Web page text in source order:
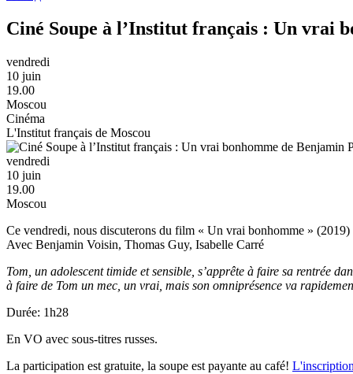
Ciné Soupe à l’Institut français : Un vrai
vendredi
10 juin
19.00
Moscou
Cinéma
L'Institut français de Moscou
vendredi
10 juin
19.00
Moscou
Ce vendredi, nous discuterons du film « Un vrai bonhomme » (2019)
Avec Benjamin Voisin, Thomas Guy, Isabelle Carré
Tom, un adolescent timide et sensible, s’apprête à faire sa rentrée
à faire de Tom un mec, un vrai, mais son omniprésence va
Durée: 1h28
En VO avec sous-titres russes.
La participation est gratuite, la soupe est payante au café! L'inscription